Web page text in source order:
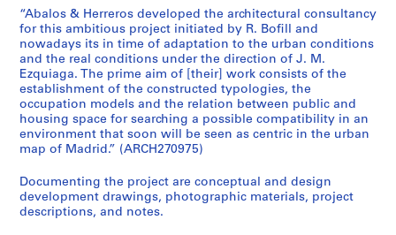
r
a
l
p
r
o
j
e
c
t
s
,
“Abalos & Herreros developed the architectural consultancy
for this ambitious project initiated by R. Bofill and
nowadays its in time of adaptation to the urban conditions
and the real conditions under the direction of J. M.
Ezquiaga. The prime aim of [their] work consists of the
establishment of the constructed typologies, the
occupation models and the relation between public and
housing space for searching a possible compatibility in an
environment that soon will be seen as centric in the urban
map of Madrid.” (ARCH270975)
Documenting the project are conceptual and design
development drawings, photographic materials, project
descriptions, and notes.